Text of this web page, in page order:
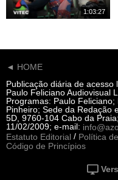
1:03:27
◄ HOME
Publicação diária de
Paulo Feliciano Audiovisual
Programas: Paulo
Pinheiro; Sede da Redação
5D, 9760-104 Cabo da
11/02/2009; e-mail:
Estatuto Editorial / Política
Código de Princípios